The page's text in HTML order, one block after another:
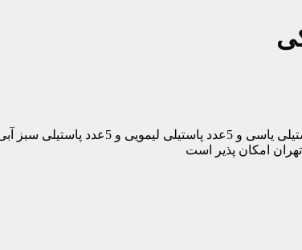
امکان پذیر است